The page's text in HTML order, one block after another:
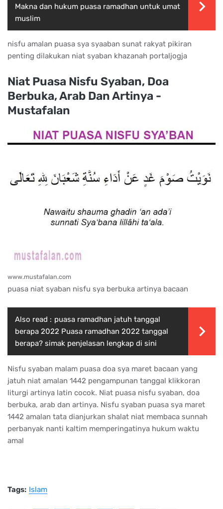
Makna dan hukum puasa ramadhan untuk umat
muslim
nisfu amalan puasa sya syaaban sunat rakyat pikiran
penting dilakukan niat syaban khazanah portaljogja
Niat Puasa Nisfu Syaban, Doa
Berbuka, Arab Dan Artinya -
Mustafalan
www.mustafalan.com
puasa niat syaban nisfu sya berbuka artinya bacaan
Also read : puasa ramadhan jatuh tanggal
berapa 2022 Puasa ramadhan 2022 tanggal
berapa? simak penjelasan lengkap di sini
Nisfu syaban malam puasa doa sya maret bacaan yang
jatuh niat amalan 1442 pengampunan tanggal klikkoran
liturgi artinya latin cocok. Niat puasa nisfu syaban, doa
berbuka, arab dan artinya. Nisfu syaban puasa sya maret
1442 amalan tata dianjurkan shalat niat membaca sunnah
perbanyak nanti kaltim memperingatinya hukum waktu
amal
Tags: Islam